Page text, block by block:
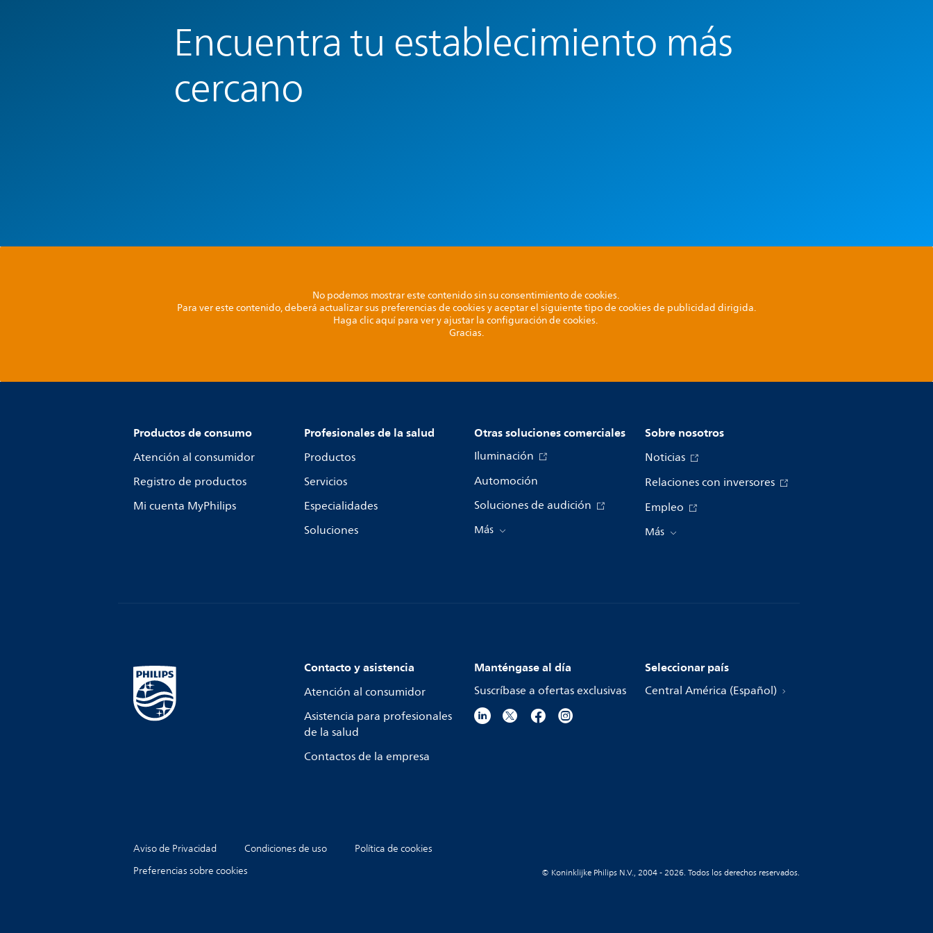
Encuentra tu establecimiento más
cercano
No podemos mostrar este contenido sin su consentimiento de cookies.
Para ver este contenido, deberá actualizar sus preferencias de cookies y aceptar el siguiente tipo de cookies de publicidad dirigida.
Haga clic aquí para ver y ajustar la configuración de cookies.
Gracias.
Productos de consumo
Atención al consumidor
Registro de productos
Mi cuenta MyPhilips
Profesionales de la salud
Productos
Servicios
Especialidades
Soluciones
Otras soluciones comerciales
Iluminación
Automoción
Soluciones de audición
Más
Sobre nosotros
Noticias
Relaciones con inversores
Empleo
Más
Contacto y asistencia
Atención al consumidor
Asistencia para profesionales
de la salud
Contactos de la empresa
Manténgase al día
Suscríbase a ofertas exclusivas
Seleccionar país
Central América (Español)
Aviso de Privacidad Condiciones de uso
Política de cookies
Preferencias sobre cookies
© Koninklijke Philips N.V., 2004 - 2026. Todos los derechos reservados.